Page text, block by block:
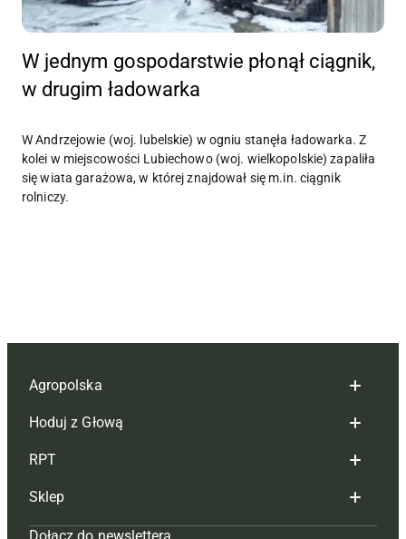
W jednym gospodarstwie płonął ciągnik,
w drugim ładowarka
W Andrzejowie (woj. lubelskie) w ogniu stanęła ładowarka. Z
kolei w miejscowości Lubiechowo (woj. wielkopolskie) zapaliła
się wiata garażowa, w której znajdował się m.in. ciągnik
rolniczy.
Agropolska
Redakcja
Reklama
Tagi
Hoduj z Głową
Hoduj z głową bydło
Hoduj z głową świnie
RPT
Redakcja
Sklep